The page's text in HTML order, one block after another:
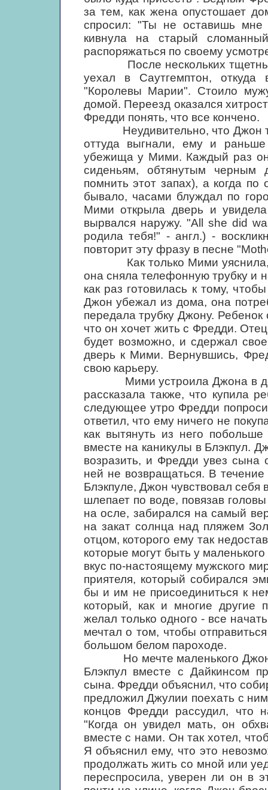
за тем, как жена опустошает
спросил: "Ты не оставишь
кивнула на старый
распоряжаться по своему
После нескольких тщетных
уехал в Саутгемптон,
"Королевы Марии". Стоило
домой. Переезд оказался
Фредди понять, что все кончено.
Неудивительно, что Джон так
оттуда выгнали, ему и
убежища у Мими. Каждый раз он
сиденьям, обтянутым черным
помнить этот запах), а когда
бывало, часами блуждал по
Мими открыла дверь и
вырвался наружу. "All she did
родила тебя!" - англ.) -
повторит эту фразу в песне
Как только Мими уяснила,
она сняла телефонную трубку и
как раз готовилась к тому,
Джон убежал из дома, она
передала трубку Джону.
что он хочет жить с Фредди.
будет возможно, и сдержал
дверь к Мими. Вернувшись,
свою карьеру.
Мими устроила Джона в
рассказала также, что купила
следующее утро Фредди
ответил, что ему ничего не
как вытянуть из него
вместе на каникулы в Блэкпул.
возразить, и Фредди увез
ней не возвращаться. В
Блэкпуле, Джон чувствовал
шлепает по воде, повязав
на осле, забирался на самый
на закат солнца над пляжем
отцом, которого ему так
которые могут быть у
вкус по-настоящему мужского
приятеля, который собирался
бы и им не присоединиться к
который, как и многие другие
желал только одного - все
мечтал о том, чтобы
большом белом пароходе.
Но мечте маленького Джона
Блэкпул вместе с Дайкинсом
сына. Фредди объяснил, что
предложил Джулии поехать с
концов Фредди рассудил, что
"Когда он увидел мать, он
вместе с нами. Он так хотел,
Я объяснил ему, что это
продолжать жить со мной или
переспросила, уверен ли он в